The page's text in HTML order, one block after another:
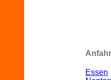
Essen